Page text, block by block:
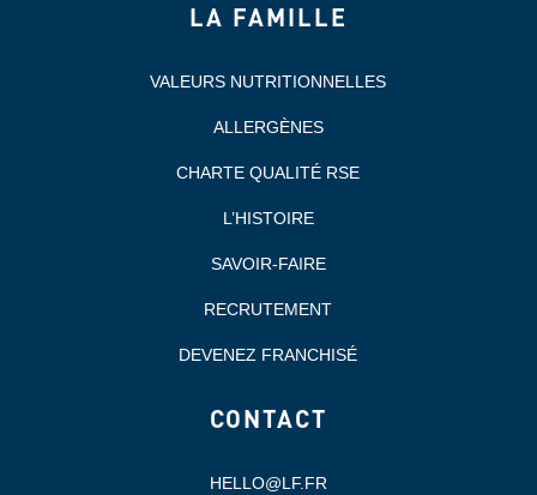
LA FAMILLE
VALEURS NUTRITIONNELLES
ALLERGÈNES
CHARTE QUALITÉ RSE
L’HISTOIRE
SAVOIR-FAIRE
RECRUTEMENT
DEVENEZ FRANCHISÉ
CONTACT
HELLO@LF.FR